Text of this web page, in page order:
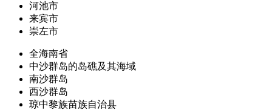
河池市
来宾市
崇左市
全海南省
中沙群岛的岛礁及其海域
南沙群岛
西沙群岛
琼中黎族苗族自治县